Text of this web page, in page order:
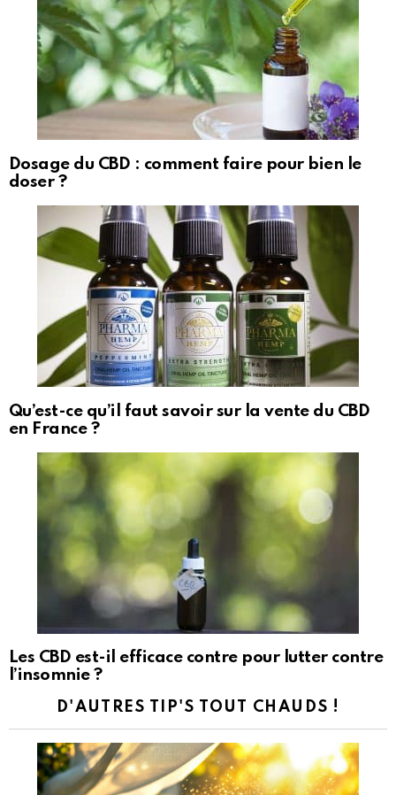
Dosage du CBD : comment faire pour bien le
doser ?
Qu’est-ce qu’il faut savoir sur la vente du CBD
en France ?
Les CBD est-il efficace contre pour lutter contre
l’insomnie ?
D'AUTRES TIP'S TOUT CHAUDS !